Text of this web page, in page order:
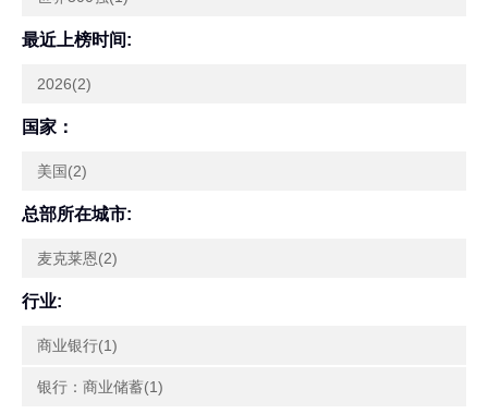
最近上榜时间:
2026(2)
国家：
美国(2)
总部所在城市:
麦克莱恩(2)
行业:
商业银行(1)
银行：商业储蓄(1)